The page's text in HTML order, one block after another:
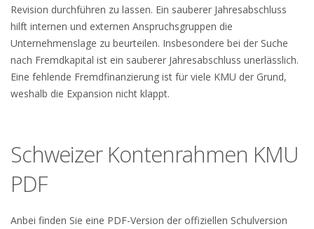
Revision durchführen zu lassen. Ein sauberer Jahresabschluss
hilft internen und externen Anspruchsgruppen die
Unternehmenslage zu beurteilen. Insbesondere bei der Suche
nach Fremdkapital ist ein sauberer Jahresabschluss unerlässlich.
Eine fehlende Fremdfinanzierung ist für viele KMU der Grund,
weshalb die Expansion nicht klappt.
Schweizer Kontenrahmen KMU
PDF
Anbei finden Sie eine PDF-Version der offiziellen Schulversion